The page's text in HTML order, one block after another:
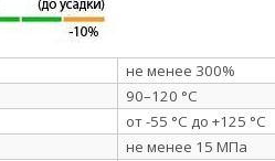
не менее 300%
90–120 °C
от -55 °C до +125 °C
не менее 15 МПа